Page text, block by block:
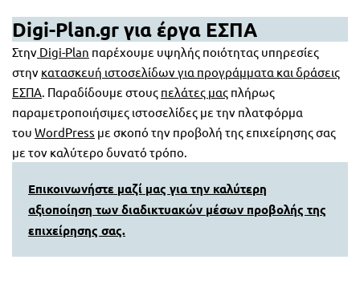
Digi-Plan.gr για έργα ΕΣΠΑ
Στην Digi-Plan παρέχουμε υψηλής ποιότητας υπηρεσίες
στην κατασκευή ιστοσελίδων για προγράμματα και δράσεις
ΕΣΠΑ. Παραδίδουμε στους πελάτες μας πλήρως
παραμετροποιήσιμες ιστοσελίδες με την πλατφόρμα
του WordPress με σκοπό την προβολή της επιχείρησης σας
με τον καλύτερο δυνατό τρόπο.
Επικοινωνήστε μαζί μας για την καλύτερη
αξιοποίηση των διαδικτυακών μέσων προβολής της
επιχείρησης σας.